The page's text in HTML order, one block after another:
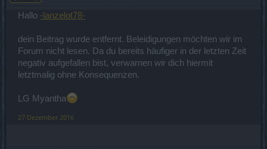
Hallo -lanzelot78-
dein Beitrag wurde entfernt. Beleidigungen möchten wir im
Forum nicht lesen. Da du bereits häufiger in der letzten Zeit
negativ aufgefallen bist, verwarnen wir dich hiermit
letztmalig ohne Konsequenzen.
LG Myantha
27 Dezember 2016